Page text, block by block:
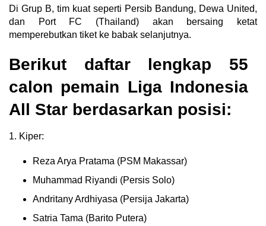
Di Grup B, tim kuat seperti Persib Bandung, Dewa United,
dan Port FC (Thailand) akan bersaing ketat
memperebutkan tiket ke babak selanjutnya.
Berikut daftar lengkap 55
calon pemain Liga Indonesia
All Star berdasarkan posisi:
1. Kiper:
Reza Arya Pratama (PSM Makassar)
Muhammad Riyandi (Persis Solo)
Andritany Ardhiyasa (Persija Jakarta)
Satria Tama (Barito Putera)